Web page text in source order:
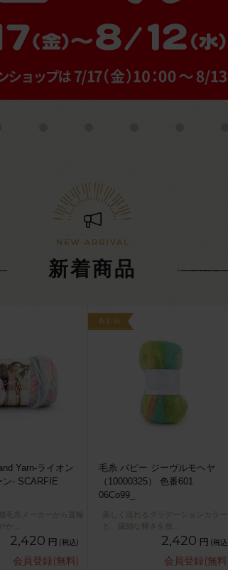
新着商品
Yarn-ライオン
ン- SCARFIE
毛糸メーカーから直輸
か
2,420 円 (税込)
会員登録(無料)
NEW
毛糸 パピー ジーヴルモヘヤ
（10000325） 色番601
06Co99_
美しく流れるグラデーションカラー
と、繊細な輝きを放
2,420 円 (税
会員登録(無